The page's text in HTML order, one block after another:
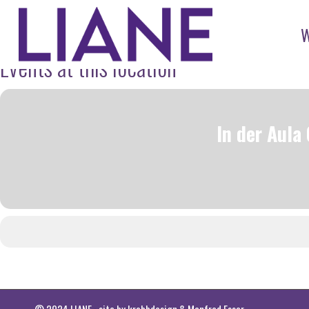
Events at this location
In der Aula